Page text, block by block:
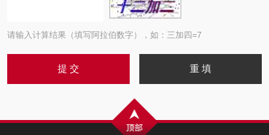
请输入计算结果（填写阿拉伯数字），如：三加四=7